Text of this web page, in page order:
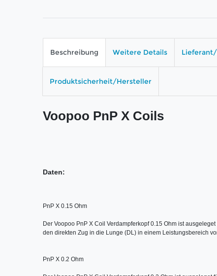
Beschreibung Weitere Details
Produktsicherheit/Hersteller
Voopoo PnP X Coils
Daten:
PnP X 0.15 Ohm
Der Voopoo PnP X Coil Verdampferkopf 0.15 Ohm ist ausgeleget
den direkten Zug in die Lunge (DL) in einem Leistungsbereich
PnP X 0.2 Ohm